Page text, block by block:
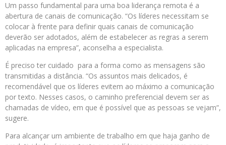
Um passo fundamental para uma boa liderança remota é a
abertura de canais de comunicação. “Os líderes necessitam se
colocar à frente para definir quais canais de comunicação
deverão ser adotados, além de estabelecer as regras a serem
aplicadas na empresa”, aconselha a especialista.
É preciso ter cuidado para a forma como as mensagens são
transmitidas a distância. “Os assuntos mais delicados, é
recomendável que os líderes evitem ao máximo a comunicação
por texto. Nesses casos, o caminho preferencial devem ser as
chamadas de vídeo, em que é possível que as pessoas se vejam”,
sugere.
Para alcançar um ambiente de trabalho em que haja ganho de